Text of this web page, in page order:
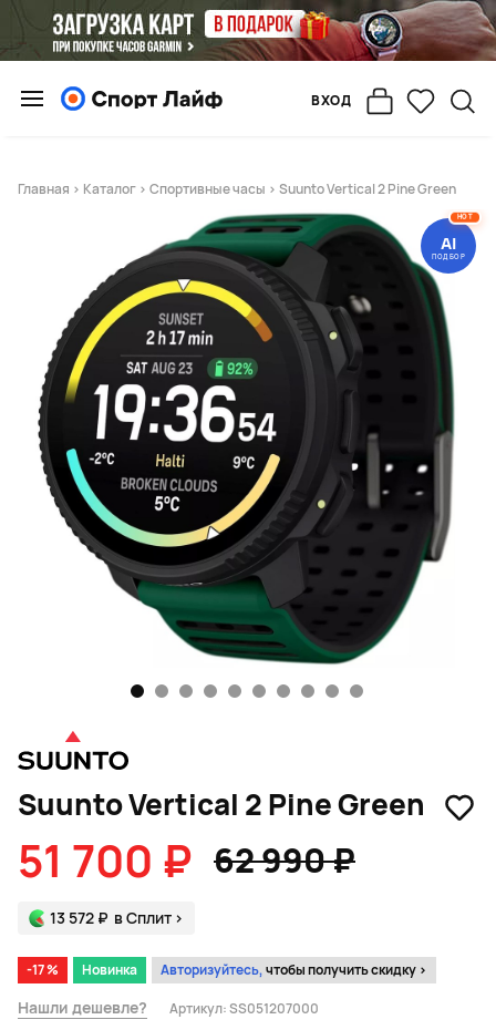
ВХОД
Главная > Каталог > Спортивные часы > Suunto Vertical 2 Pine Green
Suunto Vertical 2 Pine Green
51 700 ₽ 62 990 ₽
13 572 ₽ в Сплит >
-17 % Новинка Авторизуйтесь,чтобы получить скидку >
Нашли дешевле? Артикул:SS051207000
HOT
AI
ПОДБОР
1 2 3 4 5 6 7 8 9 10